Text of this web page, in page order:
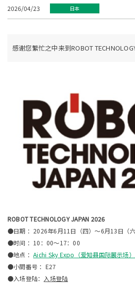
2026/04/23 日本
感谢您繁忙之中来到ROBOT
ROBOT TECHNOLOGY JAPAN 2026
●日期 ：2026年6月11日（四）～6月13日（六
●时间 ：10：00～17：00
●地点 ：Aichi Sky Expo（爱知县国际展示场
●小間番号 ：E27
●入场登陆： 入场登陆